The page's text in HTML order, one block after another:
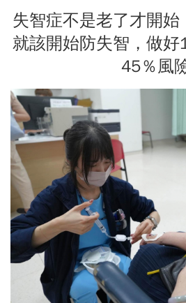
失智症不是老了才開
就該開始防失智，做
45％風